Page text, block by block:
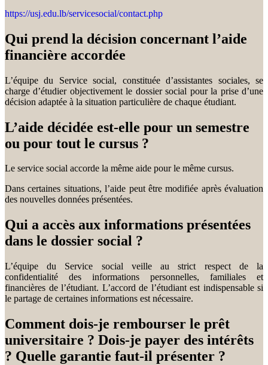
https://usj.edu.lb/servicesocial/contact.php
Qui prend la décision concernant l’aide
financière accordée
L’équipe du Service social, constituée d’assistantes sociales, se
charge d’étudier objectivement le dossier social pour la prise d’une
décision adaptée à la situation particulière de chaque étudiant.
L’aide décidée est-elle pour un semestre
ou pour tout le cursus ?
Le service social accorde la même aide pour le même cursus.
Dans certaines situations, l’aide peut être modifiée après évaluation
des nouvelles données présentées.
Qui a accès aux informations présentées
dans le dossier social ?
L’équipe du Service social veille au strict respect de la
confidentialité des informations personnelles, familiales et
financières de l’étudiant. L’accord de l’étudiant est indispensable si
le partage de certaines informations est nécessaire.
Comment dois-je rembourser le prêt
universitaire ? Dois-je payer des intérêts
? Quelle garantie faut-il présenter ?